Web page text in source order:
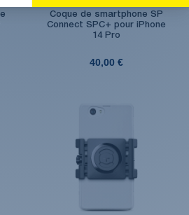
Coque de smartphone SP
Connect SPC+ pour iPhone
14 Pro
40,00 €